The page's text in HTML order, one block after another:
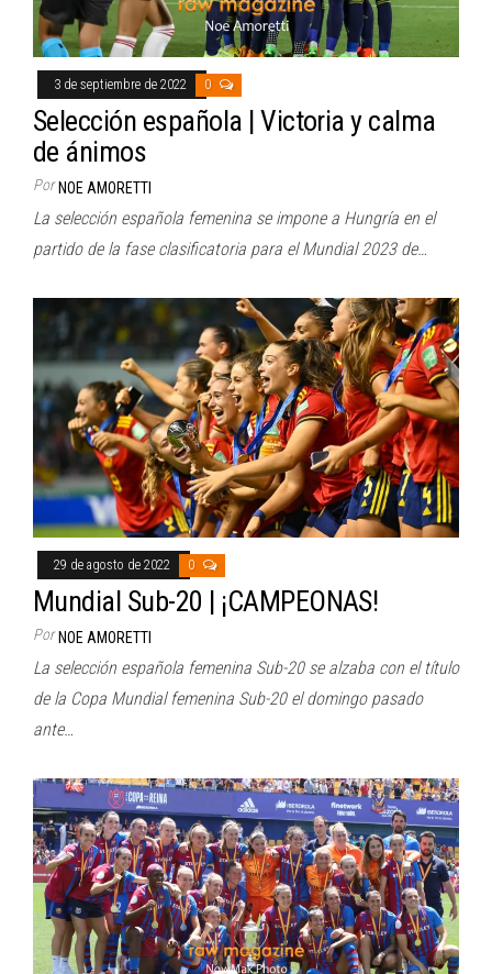
3 de septiembre de 2022 0
Selección española | Victoria y calma
de ánimos
Por NOE AMORETTI
La selección española femenina se impone a Hungría en el
partido de la fase clasificatoria para el Mundial 2023 de…
29 de agosto de 2022 0
Mundial Sub-20 | ¡CAMPEONAS!
Por NOE AMORETTI
La selección española femenina Sub-20 se alzaba con el título
de la Copa Mundial femenina Sub-20 el domingo pasado
ante…